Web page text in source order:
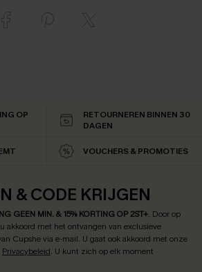
OP
RETOURNEREN BINNEN 30
DAGEN
VOUCHERS & PROMOTIES
& CODE KRIJGEN
GEEN MIN. & 15% KORTING OP 2ST+. Door op
akkoord met het ontvangen van exclusieve
Cupshe via e-mail. U gaat ook akkoord met onze
Privacybeleid. U kunt zich op elk moment